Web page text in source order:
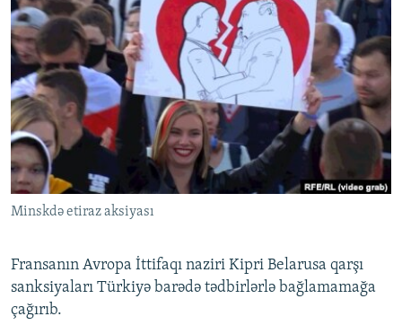
MULTIMEDIA
VIDEO
FOTOQALEREYA
İNFOQRAFIKA
KARIKATURA
RADIO ARXIV
OXU ZALI
AZƏRBAYCAN ƏDƏBIYYATI KITABXANASI
İSLAM VƏ DEMOKRATIYA
İZ - MƏDƏNIYYƏT PROQRAMI
HAQQIMIZDA
MISSIYAMIZ
PEŞƏ ETIKASI VƏ JURNALISTIKA STANDARTLARIMIZ
MATERIALLARIMIZDAN ISTIFADƏ
AZADLIQRADIOSU MOBIL TELEFONUNUZDA
XƏBƏR BÜLLETENLƏRIMIZ
BIZI IZLƏ
RFE/RL-in bütün saytları
Minskdə etiraz aksiyası
Fransanın Avropa İttifaqı naziri Kipri Belarusa qarşı
sanksiyaları Türkiyə barədə tədbirlərlə bağlamamağa
çağırıb.